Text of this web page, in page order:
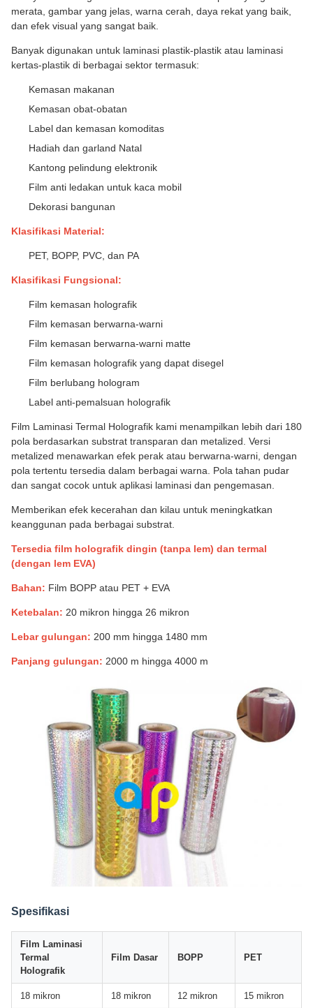
merata, gambar yang jelas, warna cerah, daya rekat yang baik,
dan efek visual yang sangat baik.
Banyak digunakan untuk laminasi plastik-plastik atau laminasi
kertas-plastik di berbagai sektor termasuk:
Kemasan makanan
Kemasan obat-obatan
Label dan kemasan komoditas
Hadiah dan garland Natal
Kantong pelindung elektronik
Film anti ledakan untuk kaca mobil
Dekorasi bangunan
Klasifikasi Material:
PET, BOPP, PVC, dan PA
Klasifikasi Fungsional:
Film kemasan holografik
Film kemasan berwarna-warni
Film kemasan berwarna-warni matte
Film kemasan holografik yang dapat disegel
Film berlubang hologram
Label anti-pemalsuan holografik
Film Laminasi Termal Holografik kami menampilkan lebih dari 180
pola berdasarkan substrat transparan dan metalized. Versi
metalized menawarkan efek perak atau berwarna-warni, dengan
pola tertentu tersedia dalam berbagai warna. Pola tahan pudar
dan sangat cocok untuk aplikasi laminasi dan pengemasan.
Memberikan efek kecerahan dan kilau untuk meningkatkan
keanggunan pada berbagai substrat.
Tersedia film holografik dingin (tanpa lem) dan termal
(dengan lem EVA)
Bahan: Film BOPP atau PET + EVA
Ketebalan: 20 mikron hingga 26 mikron
Lebar gulungan: 200 mm hingga 1480 mm
Panjang gulungan: 2000 m hingga 4000 m
Spesifikasi
Film Laminasi
Termal
Holografik
Film Dasar BOPP PET
18 mikron 18 mikron 12 mikron 15 mikron